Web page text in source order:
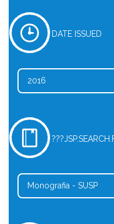
DATE ISSUED
2016
Monografia - SUSP